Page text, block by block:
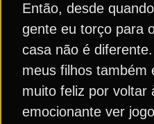
Então, desde
gente eu torço para
casa não é
meus filhos também
muito feliz por voltar
emocionante ver